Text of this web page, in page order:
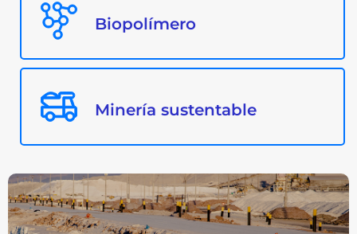
Biopolímero
Minería sustentable